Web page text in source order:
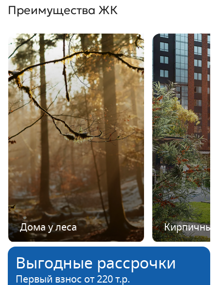
Преимущества ЖК
Дома у леса
Выгодные рассрочки
Первый взнос от 220 т.р.